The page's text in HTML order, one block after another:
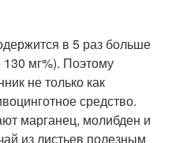
в 5 раз больше
мг%). Поэтому
не только как
средство.
марганец, молибден и
из листьев полезным